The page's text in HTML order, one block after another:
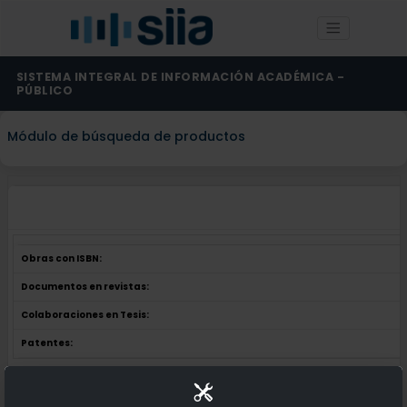
SISTEMA INTEGRAL DE INFORMACIÓN ACADÉMICA -
PÚBLICO
Módulo de búsqueda de productos
Obras con ISBN:
Documentos en revistas:
Colaboraciones en Tesis:
Patentes:
No hay obras de este autor.